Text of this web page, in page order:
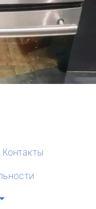
Контакты